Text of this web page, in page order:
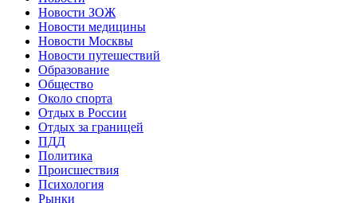
Новости ЗОЖ
Новости медицины
Новости Москвы
Новости путешествий
Образование
Общество
Около спорта
Отдых в России
Отдых за границей
ПДД
Политика
Происшествия
Психология
Рынки